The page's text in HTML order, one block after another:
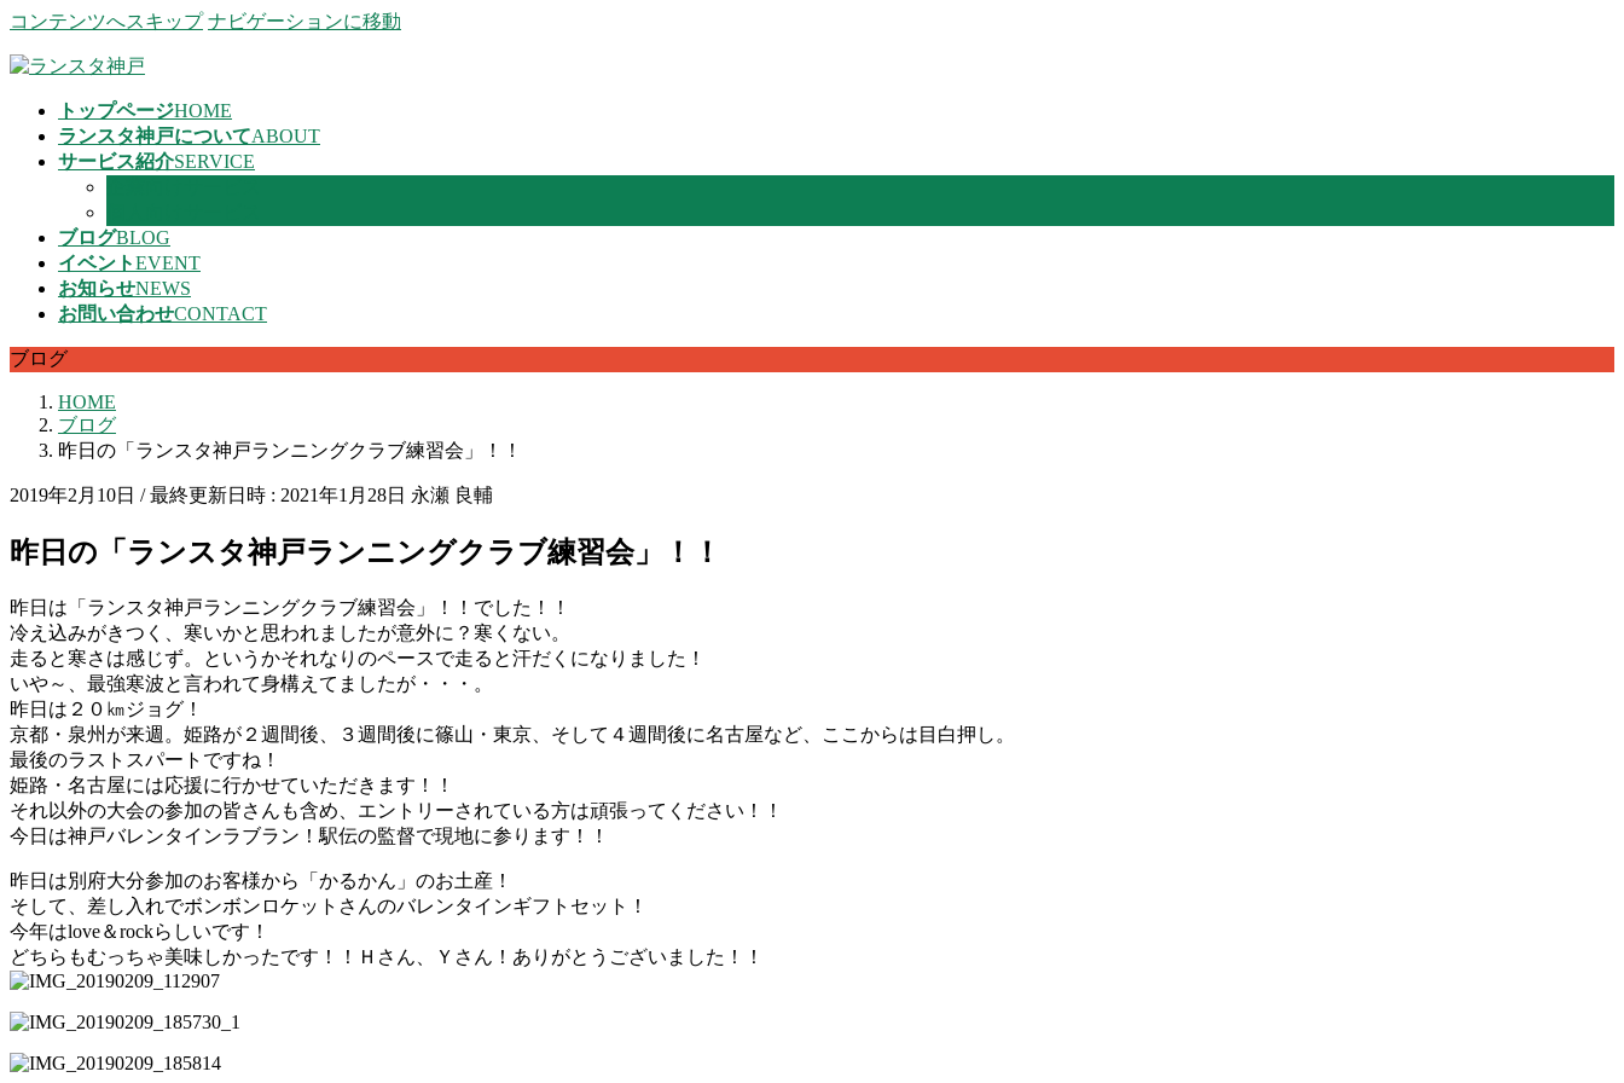
コンテンツへスキップ ナビゲーションに移動
トップページHOME
ランスタ神戸についてABOUT
サービス紹介SERVICE
ブログBLOG
イベントEVENT
お知らせNEWS
お問い合わせCONTACT
ブログ
HOME
ブログ
昨日の「ランスタ神戸ランニングクラブ練習会」！！
2019年2月10日 / 最終更新日時 : 2021年1月28日 永瀬 良輔
昨日の「ランスタ神戸ランニングクラブ練習会」！！
昨日は「ランスタ神戸ランニングクラブ練習会」！！でした！！
冷え込みがきつく、寒いかと思われましたが意外に？寒くない。
走ると寒さは感じず。というかそれなりのペースで走ると汗だくになりました！
いや～、最強寒波と言われて身構えてましたが・・・。
昨日は２０㎞ジョグ！
京都・泉州が来週。姫路が２週間後、３週間後に篠山・東京、そして４週間後に名古屋など、ここからは目白押し。
最後のラストスパートですね！
姫路・名古屋には応援に行かせていただきます！！
それ以外の大会の参加の皆さんも含め、エントリーされている方は頑張ってください！！
今日は神戸バレンタインラブラン！駅伝の監督で現地に参ります！！
昨日は別府大分参加のお客様から「かるかん」のお土産！
そして、差し入れでボンボンロケットさんのバレンタインギフトセット！
今年はlove＆rockらしいです！
どちらもむっちゃ美味しかったです！！Ｈさん、Ｙさん！ありがとうございました！！